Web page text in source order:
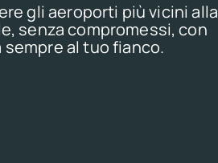
gli aeroporti più vicini alla
senza compromessi, con
al tuo fianco.